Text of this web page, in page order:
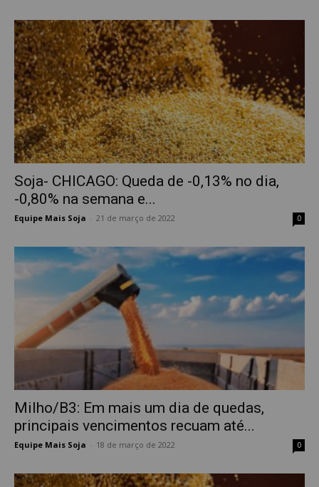
Soja- CHICAGO: Queda de -0,13% no dia,
-0,80% na semana e...
Equipe Mais Soja 21 de março de 2022 0
Milho/B3: Em mais um dia de quedas,
principais vencimentos recuam até...
Equipe Mais Soja 18 de março de 2022 0